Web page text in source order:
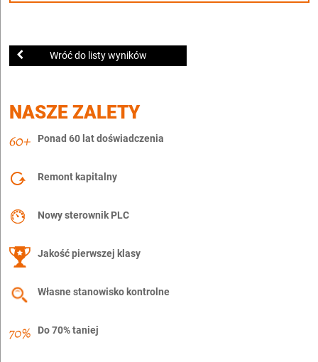
Wróć do listy wyników
NASZE ZALETY
Ponad 60 lat doświadczenia
Remont kapitalny
Nowy sterownik PLC
Jakość pierwszej klasy
Własne stanowisko kontrolne
Do 70% taniej